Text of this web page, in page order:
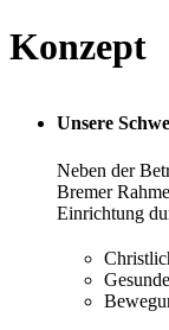
Konzept
Unsere
Neben der
Bremer
Einrichtung